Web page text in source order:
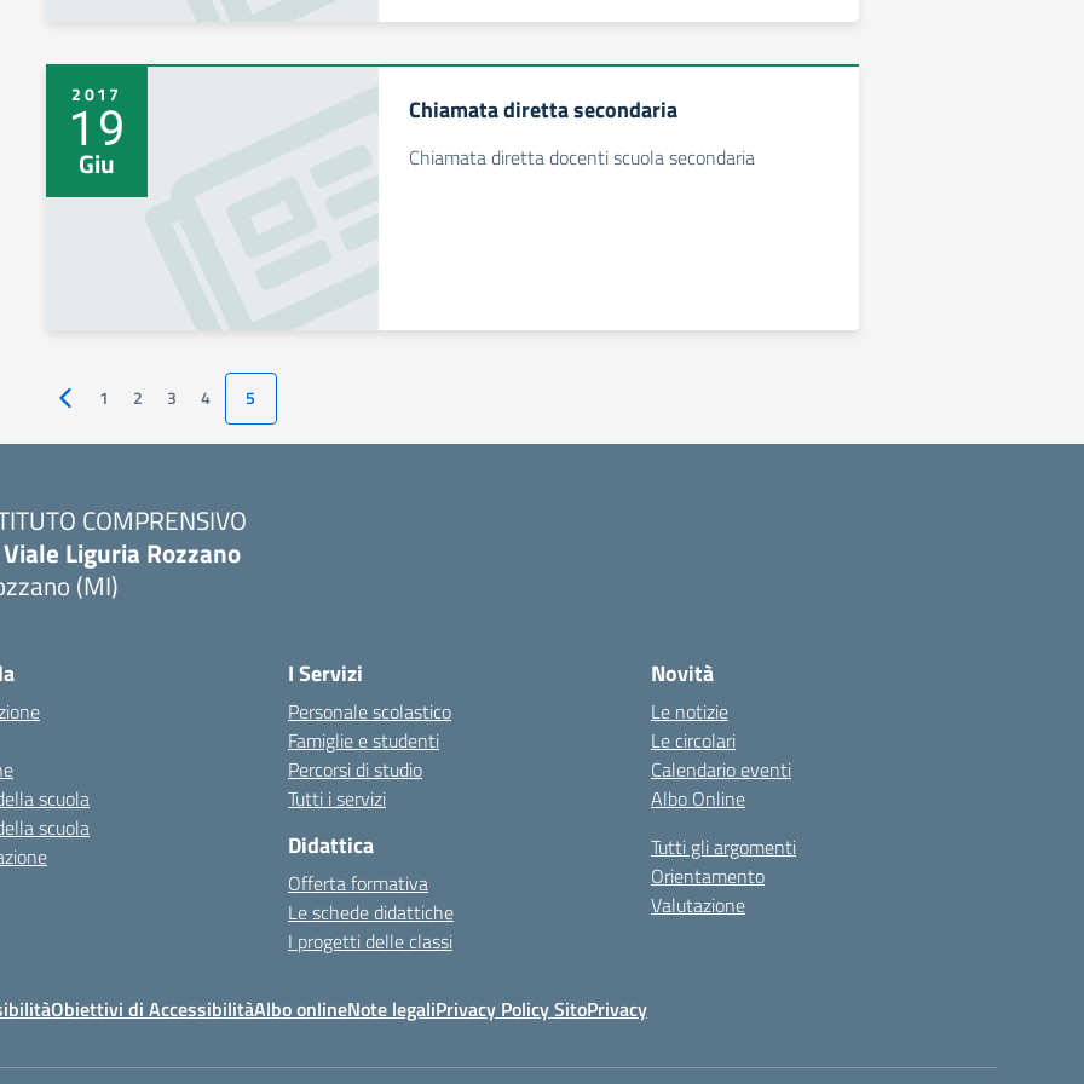
2017
19
Giu
Chiamata diretta secondaria
Chiamata diretta docenti scuola secondaria
Pagina precedente
1 2 3 4 5
COMPRENSIVO
Viale Liguria Rozzano
(MI)
scuola
scuola
I Servizi
Personale scolastico
Famiglie e studenti
Percorsi di studio
Tutti i servizi
Didattica
Offerta formativa
Le schede didattiche
I progetti delle classi
Novità
Le notizie
Le circolari
Calendario eventi
Albo Online
Tutti gli argomenti
Orientamento
Valutazione
Obiettivi di AccessibilitàAlbo onlineNote legaliPrivacy Policy SitoPrivacy